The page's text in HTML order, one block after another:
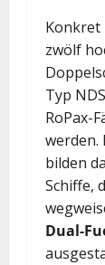
Konkret
zwölf
Typ
RoPax-
werden.
bilden
Schiffe,
Dual-